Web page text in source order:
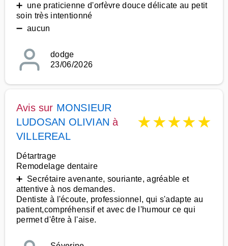
➕ une praticienne d'orfèvre douce délicate au petit
soin très intentionné
➖ aucun
dodge
23/06/2026
Avis sur MONSIEUR
LUDOSAN OLIVIAN à
VILLEREAL
★★★★★
Détartrage
Remodelage dentaire
➕ Secrétaire avenante, souriante, agréable et
attentive à nos demandes.
Dentiste à l'écoute, professionnel, qui s'adapte au
patient,compréhensif et avec de l'humour ce qui
permet d'être à l'aise.